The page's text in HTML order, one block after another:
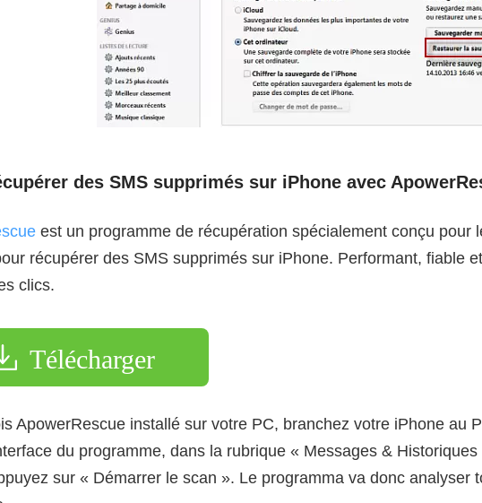
des SMS supprimés sur iPhone avec
est un programme de récupération spécialement conçu pour
récupérer des SMS supprimés sur iPhone. Performant, fiable
clics.
Télécharger
ApowerRescue installé sur votre PC, branchez votre iPhone au
du programme, dans la rubrique « Messages &
sur « Démarrer le scan ». Le programma va donc analyser